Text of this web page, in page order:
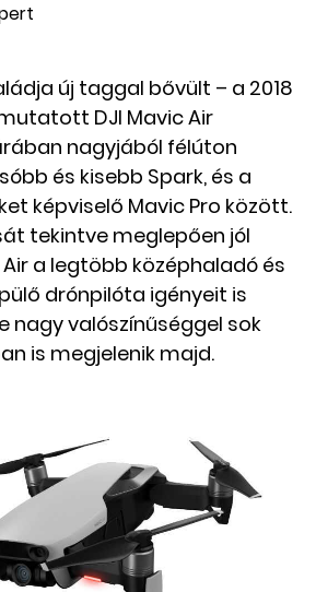
új taggal bővült – a 2018
DJI Mavic Air
nagyjából félúton
és kisebb Spark, és a
képviselő Mavic Pro között.
tekintve meglepően jól
a legtöbb középhaladó és
drónpilóta igényeit is
nagy valószínűséggel sok
is megjelenik majd.